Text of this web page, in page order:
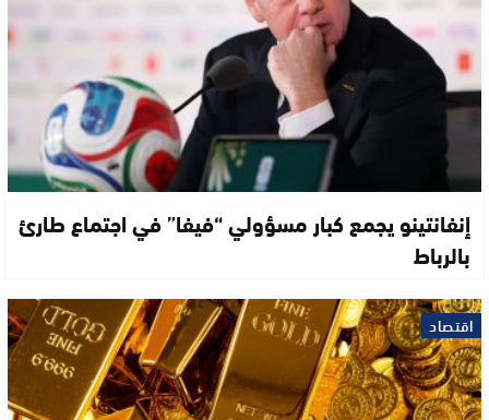
إنفانتينو يجمع كبار مسؤولي “فيفا” في اجتماع طارئ
بالرباط
اقتصاد